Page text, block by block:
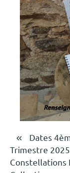
de
Dates
Trimestre
Constellations